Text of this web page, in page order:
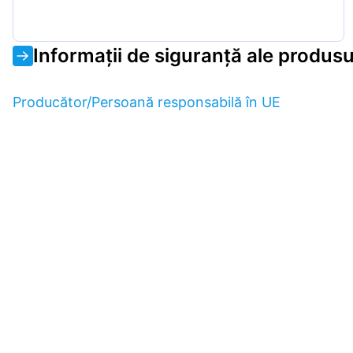
Informații de siguranță ale
Producător/Persoană responsabilă în UE